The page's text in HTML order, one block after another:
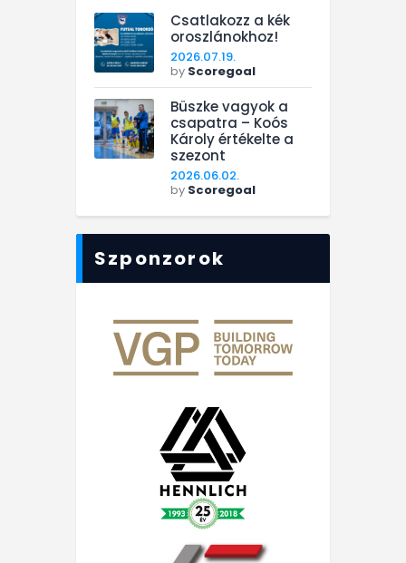
Csatlakozz a kék
oroszlánokhoz!
2026.07.19.
by Scoregoal
Büszke vagyok a
csapatra – Koós
Károly értékelte a
szezont
2026.06.02.
by Scoregoal
Szponzorok